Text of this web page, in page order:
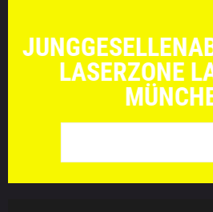
LASERZONE